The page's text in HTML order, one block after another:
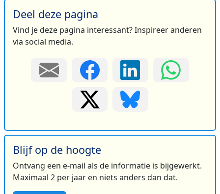
Deel deze pagina
Vind je deze pagina interessant? Inspireer anderen
via social media.
Blijf op de hoogte
Ontvang een e-mail als de informatie is bijgewerkt.
Maximaal 2 per jaar en niets anders dan dat.